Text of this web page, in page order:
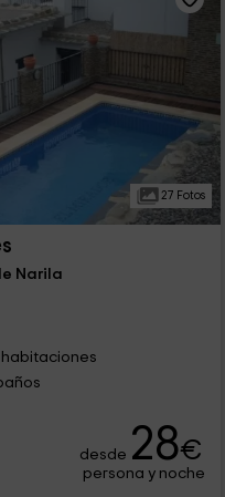
27 Fotos
Narila
habitaciones
desde 28€
persona y noche